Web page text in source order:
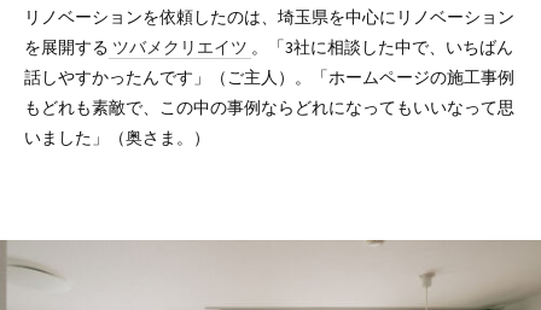
リノベーションを依頼したのは、埼玉県を中心にリノベーション
を展開する ツバメクリエイツ 。「3社に相談した中で、いちばん
話しやすかったんです」（ご主人）。「ホームページの施工事例
もどれも素敵で、この中の事例ならどれになってもいいなって思
いました」（奥さま。）